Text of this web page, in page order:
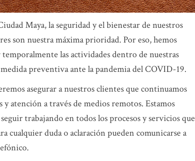
Maya, la seguridad y el bienestar de nuestros
son nuestra máxima prioridad. Por eso, hemos
las actividades dentro de nuestras
preventiva ante la pandemia del COVID-19.
asegurar a nuestros clientes que continuamos
atención a través de medios remotos. Estamos
trabajando en todos los procesos y servicios que
cualquier duda o aclaración pueden comunicarse a